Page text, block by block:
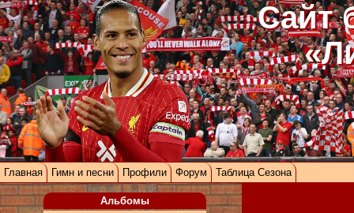
Сайт
Главная Гимн и песни Профили Форум Таблица Сезона
Альбомы